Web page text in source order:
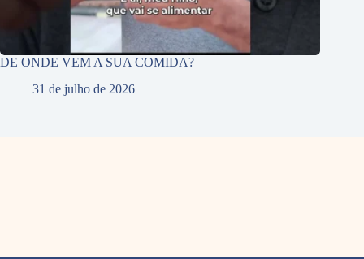
DE ONDE VEM A SUA COMIDA?
31 de julho de 2026